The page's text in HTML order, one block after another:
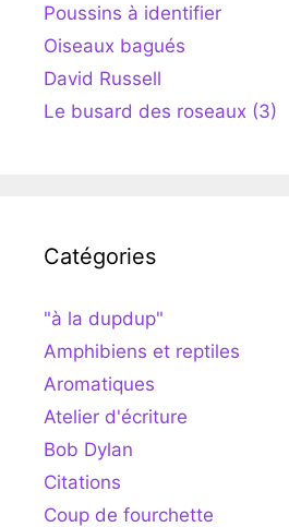
Poussins à identifier
Oiseaux bagués
David Russell
Le busard des roseaux (3)
Catégories
"à la dupdup"
Amphibiens et reptiles
Aromatiques
Atelier d'écriture
Bob Dylan
Citations
Coup de fourchette